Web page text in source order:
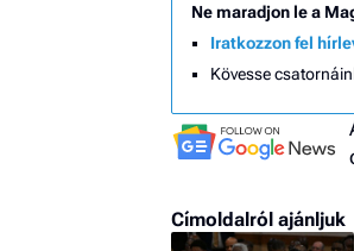
Ne maradjon le a
Iratkozzon fel
Kövesse
Címoldalról ajánljuk